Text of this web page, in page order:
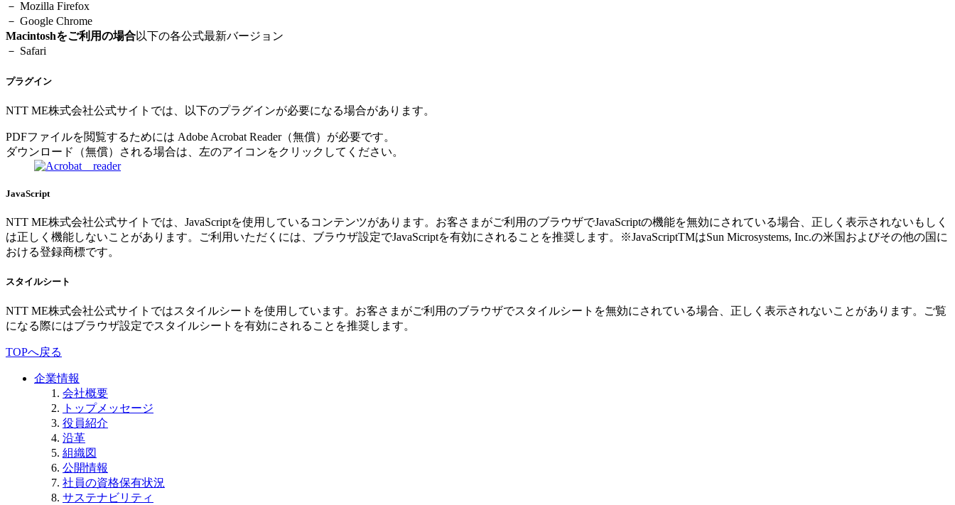
－ Mozilla Firefox
－ Google Chrome
Macintoshをご利用の場合以下の各公式最新バージョン
－ Safari
プラグイン
NTT ME株式会社公式サイトでは、以下のプラグインが必要になる場合があります。
PDFファイルを閲覧するためには Adobe Acrobat Reader（無償）が必要です。
ダウンロード（無償）される場合は、左のアイコンをクリックしてください。
JavaScript
NTT ME株式会社公式サイトでは、JavaScriptを使用しているコンテンツがあります。お客さまがご利用のブラウザでJavaScriptの機能を無効にされている場合、正しく表示されないもしく
は正しく機能しないことがあります。ご利用いただくには、ブラウザ設定でJavaScriptを有効にされることを推奨します。※JavaScriptTMはSun Microsystems, Inc.の米国およびその他の国に
おける登録商標です。
スタイルシート
NTT ME株式会社公式サイトではスタイルシートを使用しています。お客さまがご利用のブラウザでスタイルシートを無効にされている場合、正しく表示されないことがあります。ご覧
になる際にはブラウザ設定でスタイルシートを有効にされることを推奨します。
TOPへ戻る
企業情報
会社概要
トップメッセージ
役員紹介
沿革
組織図
公開情報
社員の資格保有状況
サステナビリティ